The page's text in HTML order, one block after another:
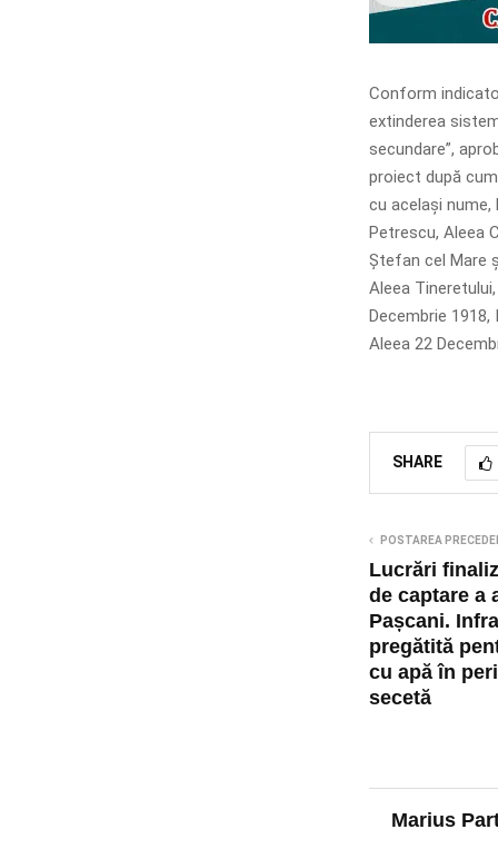
Conform
extinderea
secundare”,
proiect după
cu același nume,
Petrescu, Aleea
Ștefan cel Mare
Aleea
Decembrie 1918,
Aleea 22
SHARE
POSTAREA
Lucrări
de captare a
Pașcani.
pregătită
cu apă în
secetă
Marius